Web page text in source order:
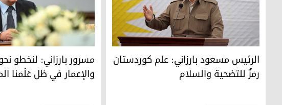
الرئيس مسعود بارزاني: علم كوردستان رمزٌ للتضحية والسلام
الرئيس مسعود بارزاني: علم كوردستان
رمزٌ للتضحية والسلام
مسرور بارزاني: لنخطو نحو
مسرور بارزاني: لنخطو
والإعمار في ظل عَلَمنا